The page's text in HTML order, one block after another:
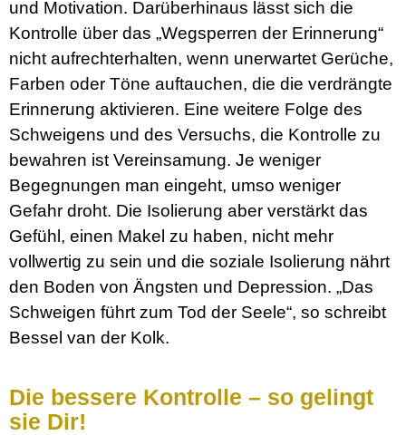
und Motivation. Darüberhinaus lässt sich die
Kontrolle über das „Wegsperren der Erinnerung“
nicht aufrechterhalten, wenn unerwartet Gerüche,
Farben oder Töne auftauchen, die die verdrängte
Erinnerung aktivieren. Eine weitere Folge des
Schweigens und des Versuchs, die Kontrolle zu
bewahren ist Vereinsamung. Je weniger
Begegnungen man eingeht, umso weniger
Gefahr droht. Die Isolierung aber verstärkt das
Gefühl, einen Makel zu haben, nicht mehr
vollwertig zu sein und die soziale Isolierung nährt
den Boden von Ängsten und Depression. „Das
Schweigen führt zum Tod der Seele“, so schreibt
Bessel van der Kolk.
Die bessere Kontrolle – so gelingt
sie Dir!